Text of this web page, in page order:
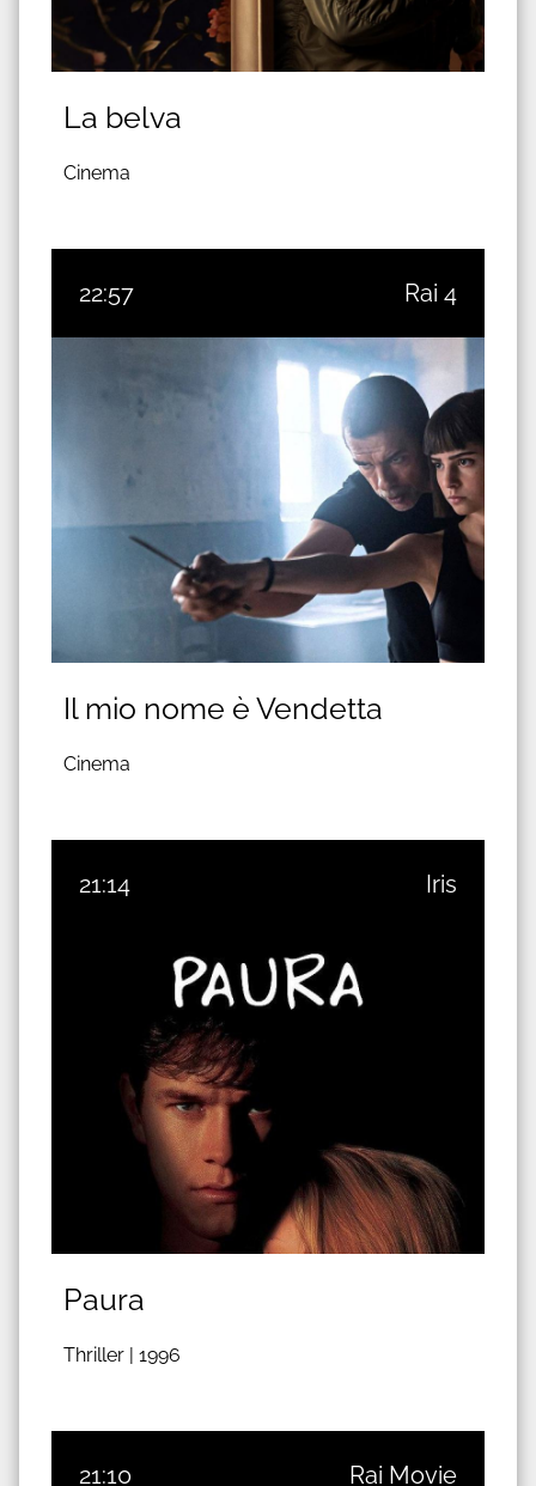
La belva
Cinema
22:57 Rai 4
Il mio nome è Vendetta
Cinema
21:14 Iris
Paura
Thriller | 1996
21:10 Rai Movie